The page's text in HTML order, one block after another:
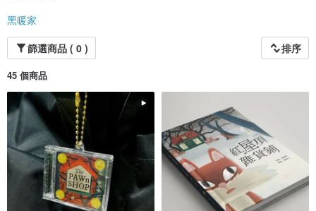
黑暖家
篩選商品 ( 0 )
排序
45 個商品